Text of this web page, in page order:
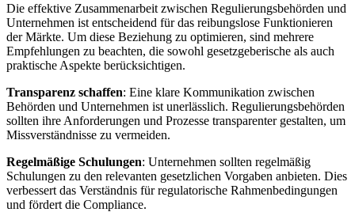
Die effektive Zusammenarbeit zwischen Regulierungsbehörden und
Unternehmen ‍ist entscheidend für ⁢das ‍reibungslose ‌Funktionieren⁣
der Märkte. Um​ diese Beziehung zu optimieren,​ sind mehrere‍
Empfehlungen zu ‍beachten, die​ sowohl⁤ gesetzgeberische als auch
‍praktische ​Aspekte ⁤berücksichtigen.
Transparenz schaffen:‌ Eine klare⁢ Kommunikation ‌zwischen
Behörden und Unternehmen⁢ ist unerlässlich.⁤ Regulierungsbehörden
sollten ihre Anforderungen und ⁤Prozesse‌ transparenter gestalten,⁣ um
Missverständnisse ​zu vermeiden.
Regelmäßige Schulungen:‌ Unternehmen sollten regelmäßig
Schulungen zu den ⁢relevanten gesetzlichen⁤ Vorgaben anbieten. Dies
verbessert ⁤das Verständnis‌ für regulatorische Rahmenbedingungen
und ⁤fördert die ⁢Compliance.